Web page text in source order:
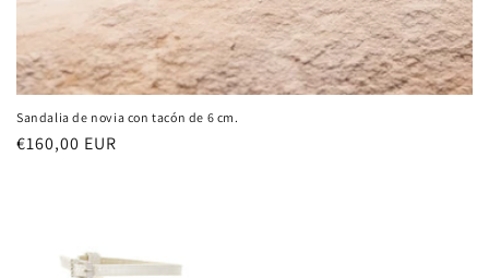
Sandalia de novia con tacón de 6 cm.
Precio
€160,00 EUR